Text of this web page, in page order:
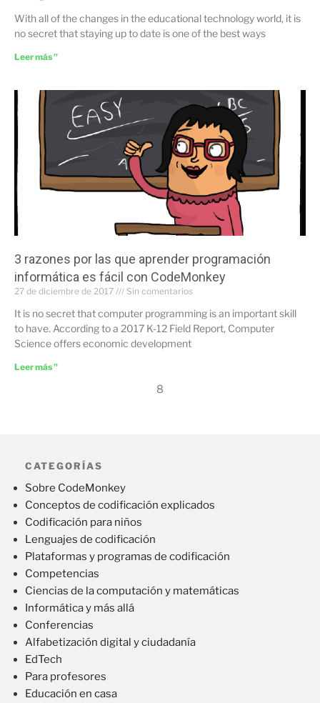
With all of the changes in the educational technology world, it is
no secret that staying up to date is one of the best ways
Leer más "
3 razones por las que aprender programación
informática es fácil con CodeMonkey
27 de diciembre de 2017 Sin comentarios
It is no secret that computer programming is an important skill
to have. According to a 2017 K-12 Field Report, Computer
Science offers economic development
Leer más "
8
CATEGORÍAS
Sobre CodeMonkey
Conceptos de codificación explicados
Codificación para niños
Lenguajes de codificación
Plataformas y programas de codificación
Competencias
Ciencias de la computación y matemáticas
Informática y más allá
Conferencias
Alfabetización digital y ciudadanía
EdTech
Para profesores
Educación en casa